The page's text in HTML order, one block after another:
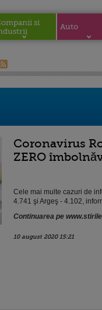
si
Auto
Coronavirus
ZERO
Cele mai multe cazuri de
4.741 şi Argeş - 4.102,
Continuarea pe
10 august 2020 15:21